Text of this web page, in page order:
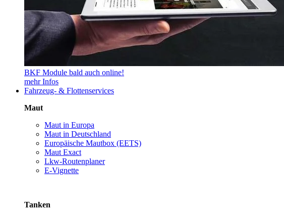
BKF Module bald auch online!
mehr Infos
Fahrzeug- & Flottenservices
Maut
Maut in Europa
Maut in Deutschland
Europäische Mautbox (EETS)
Maut Exact
Lkw-Routenplaner
E-Vignette
Tanken